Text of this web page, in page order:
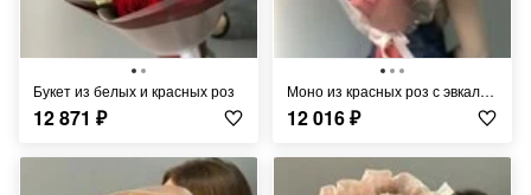
Букет из белых и красных роз
12 871 ₽
Моно из красных роз с эвкалиптом
12 016₽